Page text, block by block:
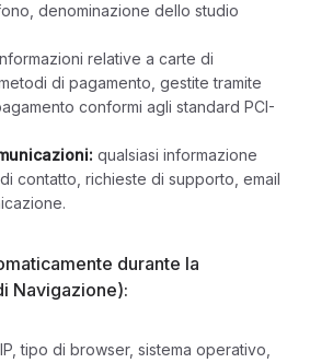
denominazione dello studio
relative a carte di
di pagamento, gestite tramite
conformi agli standard PCI-
qualsiasi informazione
contatto, richieste di supporto, email
durante la
Navigazione):
tipo di browser, sistema operativo,